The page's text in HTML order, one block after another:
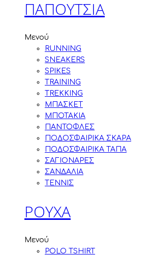
ΠΑΠΟΥΤΣΙΑ
Μενού
RUNNING
SNEAKERS
SPIKES
TRAINING
TREKKING
ΜΠΑΣΚΕΤ
ΜΠΟΤΑΚΙΑ
ΠΑΝΤΟΦΛΕΣ
ΠΟΔΟΣΦΑΙΡΙΚΑ ΣΚΑΡΑ
ΠΟΔΟΣΦΑΙΡΙΚΑ ΤΑΠΑ
ΣΑΓΙΟΝΑΡΕΣ
ΣΑΝΔΑΛΙΑ
ΤΕΝΝΙΣ
ΡΟΥΧΑ
Μενού
POLO TSHIRT